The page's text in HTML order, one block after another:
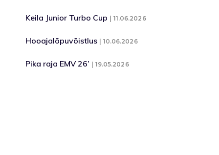
Keila Junior Turbo Cup 11.06.2026
Hooajalõpuvõistlus 10.06.2026
Pika raja EMV 26’ 19.05.2026